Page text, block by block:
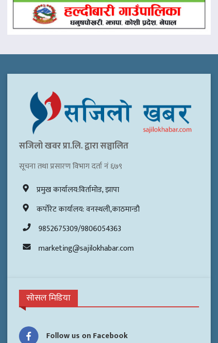
सजिलो खवर प्रा.लि. द्वारा सञ्चालित
सूचना तथा प्रसारण विभाग दर्ता नं ६७९
प्रमुख कार्यालय:विर्तामोड, झापा
कर्पोरेट कार्यालय: वनस्थली,काठमान्डौ
9852675309/9806054363
marketing@sajilokhabar.com
सोसल मिडिया
Follow us on Facebook